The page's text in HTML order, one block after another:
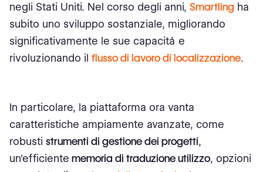
negli Stati Uniti. Nel corso degli anni, Smartling ha
subito uno sviluppo sostanziale, migliorando
significativamente le sue capacità e
rivoluzionando il flusso di lavoro di localizzazione.
In particolare, la piattaforma ora vanta
caratteristiche ampiamente avanzate, come
robusti strumenti di gestione dei progetti,
un'efficiente memoria di traduzioneutilizzo, opzioni